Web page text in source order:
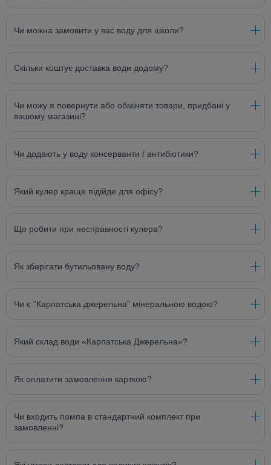
Чи можна замовити у вас воду для школи?
Скільки коштує доставка води додому?
Чи можу я повернути або обміняти товари, придбані у
вашому магазині?
Чи додають у воду консерванти / антибіотики?
Який кулер краще підійде для офісу?
Що робити при несправності кулера?
Як зберігати бутильовану воду?
Чи є "Карпатська джерельна" мінеральною водою?
Який склад води «Карпатська Джерельна»?
Як оплатити замовлення карткою?
Чи входить помпа в стандартний комплект при
замовленні?